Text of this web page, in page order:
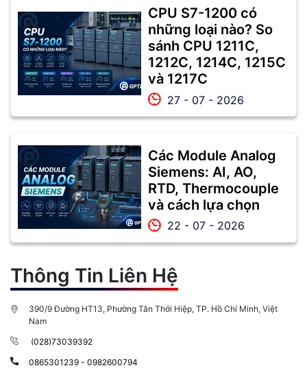
CPU S7-1200 có
những loại nào? So
sánh CPU 1211C,
1212C, 1214C, 1215C
và 1217C
27 - 07 - 2026
Các Module Analog
Siemens: AI, AO,
RTD, Thermocouple
và cách lựa chọn
22 - 07 - 2026
Thông Tin Liên Hệ
390/9 Đường HT13, Phường Tân Thới Hiệp, TP. Hồ Chí Minh, Việt
Nam
(028)73039392
0865301239 - 0982600794